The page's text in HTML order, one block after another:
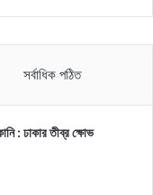
সর্বাধিক পঠিত
: ঢাকার তীব্র ক্ষোভ